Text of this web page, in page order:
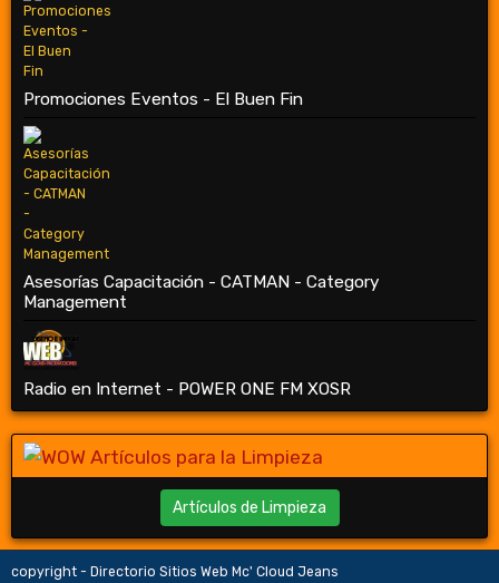
Promociones Eventos - El Buen Fin
Asesorías Capacitación - CATMAN - Category
Management
Radio en Internet - POWER ONE FM XOSR
Artículos de Limpieza
copyright - Directorio Sitios Web Mc' Cloud Jeans